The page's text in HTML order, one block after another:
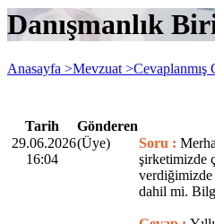
Danışmanlık
Anasayfa >Mevzuat >Cevaplanmış
Tarih
Gönderen
29.06.2026
16:04
(Üye) Soru :
şirketimizde
verdiğimizde
dahil mi.